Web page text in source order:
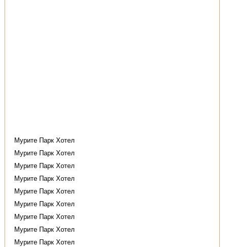
Мурите Парк Хотел
Мурите Парк Хотел
Мурите Парк Хотел
Мурите Парк Хотел
Мурите Парк Хотел
Мурите Парк Хотел
Мурите Парк Хотел
Мурите Парк Хотел
Мурите Парк Хотел